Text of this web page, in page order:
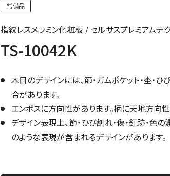
常備品
指紋レスメラミン化粧板 / セルサスプレミアムテ
TS-10042K
木目のデザインには、節・ガムポケット・杢・
合があります。
エンボスに方向性があります。柄に天地方向性
デザイン表現上、節・ひび割れ・傷・釘跡・色
のような表現が含まれるデザインがあります。